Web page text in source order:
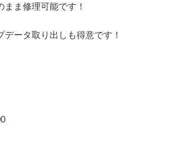
ま修理可能です！
データ取り出しも得意です！